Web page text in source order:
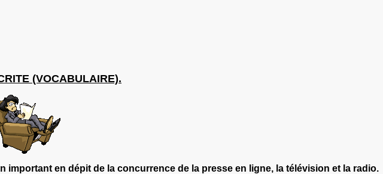
(VOCABULAIRE).
en dépit de la concurrence de la presse en ligne, la télévision et la radio.